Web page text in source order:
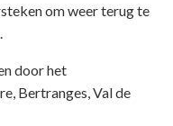
om weer terug te
door het
Bertranges, Val de